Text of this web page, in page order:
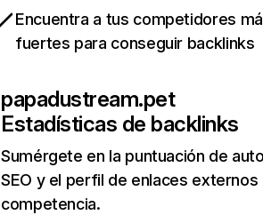
Encuentra a tus competidores
fuertes para conseguir backlinks
papadustream.pet
Estadísticas de backlinks
Sumérgete en la puntuación de
SEO y el perfil de enlaces externos
competencia.